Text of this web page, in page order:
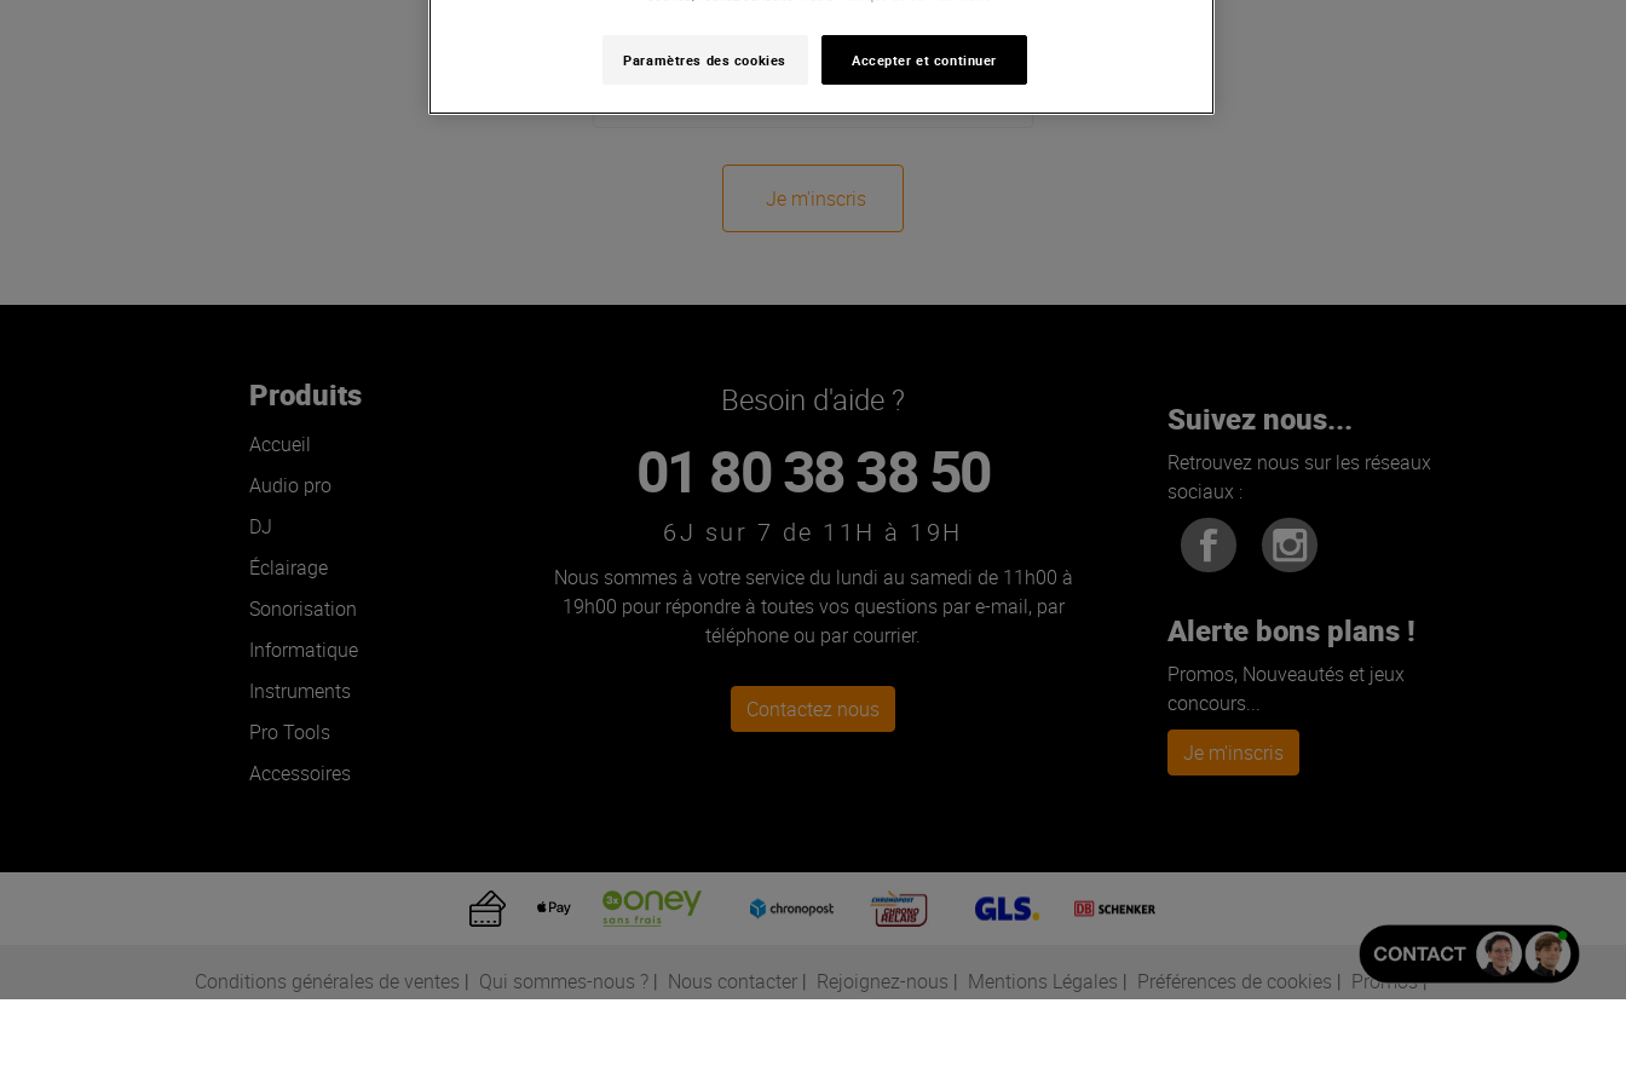
évènements, des actus...
Je m'inscris
Besoin d'aide ?
01 80 38 38 50
6J sur 7 de 11H à 19H
Nous sommes à votre service du lundi au samedi de 11h00 à
19h00 pour répondre à toutes vos questions par e-mail, par
téléphone ou par courrier.
Contactez nous
Produits
Accueil
Audio pro
DJ
Éclairage
Sonorisation
Informatique
Instruments
Pro Tools
Accessoires
Suivez nous...
Retrouvez nous sur les réseaux
sociaux :
Alerte bons plans !
Promos, Nouveautés et jeux
concours...
Je m'inscris
Conditions générales de ventes | Qui sommes-nous ?| Nous contacter| Rejoignez-nous | Mentions Légales | Préférences de cookies | Promos|
Paramètres des cookies Accepter et continuer